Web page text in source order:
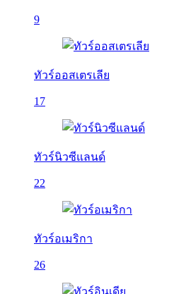
9
ทัวร์ออสเตรเลีย
17
ทัวร์นิวซีแลนด์
22
ทัวร์อเมริกา
26